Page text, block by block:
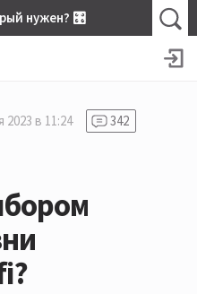
нужен? 🎛
2023 в 11:24
342